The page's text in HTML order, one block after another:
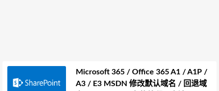
Microsoft 365 / Office 365 A1 / A1P /
A3 / E3 MSDN 修改默认域名 / 回退域